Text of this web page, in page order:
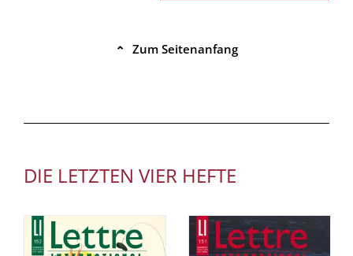
⌃ Zum Seitenanfang
DIE LETZTEN VIER HEFTE